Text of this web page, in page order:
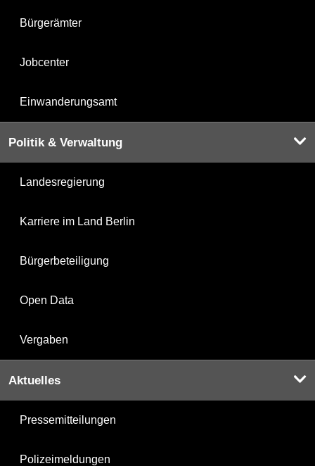
Bürgerämter
Jobcenter
Einwanderungsamt
Politik & Verwaltung
Landesregierung
Karriere im Land Berlin
Bürgerbeteiligung
Open Data
Vergaben
Aktuelles
Pressemitteilungen
Polizeimeldungen